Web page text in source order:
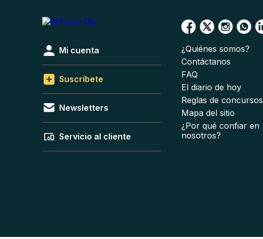
Mi cuenta
Suscríbete
Newsletters
Servicio al cliente
¿Quiénes somos?
Contáctanos
FAQ
El diario de hoy
Reglas de concursos
Mapa del sitio
¿Por qué confiar en
nosotros?